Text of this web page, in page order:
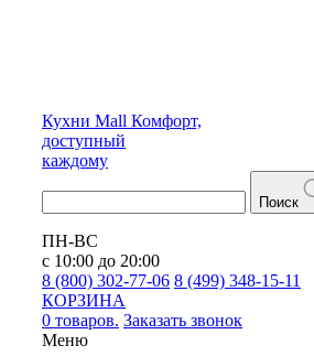
Кухни Mall Комфорт,
доступный
каждому
Поиск
ПН-ВС
с 10:00 до 20:00
8 (800) 302-77-06 8 (499) 348-15-11
КОРЗИНА
0 товаров. Заказать звонок
Меню